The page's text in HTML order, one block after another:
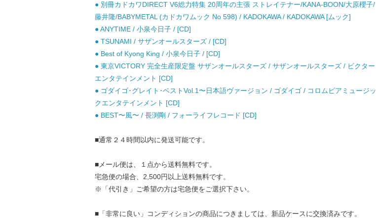
● 別冊カドカワDIRECT V6総力特集 20周年の主張 ストレイテナー/KANA-BOON/大原櫻子/
藤井隆/BABYMETAL (カドカワムック No 598) / KADOKAWA / KADOKAWA [ムック]
● ANYTIME / 小泉今日子 / [CD]
● TSUNAMI / サザンオールスターズ / [CD]
● Best of Kyong King / 小泉今日子 / [CD]
● 東京VICTORY 完全生産限定盤 サザンオールスターズ / サザンオールスターズ / ビクター
エンタテインメント [CD]
● ゴダイゴ･グレイト･ベストVol.1〜日本語ヴァージョン / ゴダイゴ / コロムビアミュージッ
クエンタテインメント [CD]
● BEST〜風〜 / 長渕剛 / フォーライフレコード [CD]
■通常２４時間以内に発送可能です。
■メール便は、１点から送料無料です。
宅急便の場合、2,500円以上送料無料です。
※「代引き」ご希望の方は宅急便をご選択下さい。
■「非常に良い」コンディションの商品につきましては、新品ケースに交換済みです。